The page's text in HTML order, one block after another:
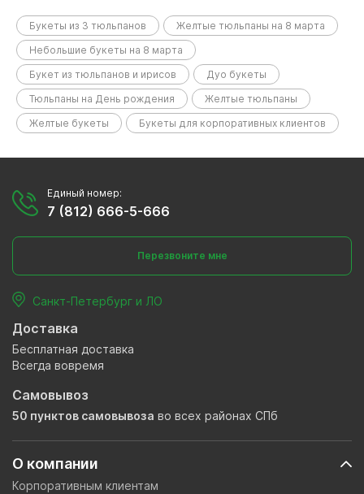
Букеты из 3 тюльпанов
Желтые тюльпаны на 8 марта
Небольшие букеты на 8 марта
Букет из тюльпанов и ирисов
Дуо букеты
Тюльпаны на День рождения
Желтые тюльпаны
Желтые букеты
Букеты для корпоративных клиентов
О компании
Корпоративным клиентам
Единый номер:
7 (812) 666-5-666
Перезвоните мне
Санкт-Петербург и ЛО
Доставка
Бесплатная доставка
Всегда вовремя
Самовывоз
50 пунктов самовывоза во всех районах СПб